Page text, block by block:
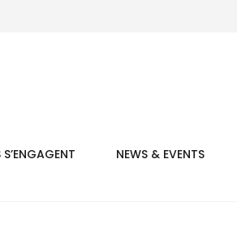
S’ENGAGENT NEWS & EVENTS